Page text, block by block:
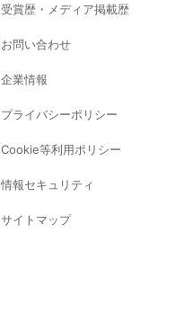
受賞歴・メディア掲載歴
お問い合わせ
企業情報
プライバシーポリシー
Cookie等利用ポリシー
情報セキュリティ
サイトマップ